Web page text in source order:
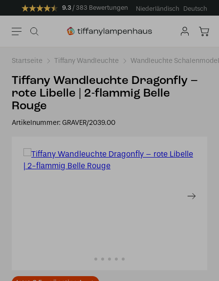
9.3 383 Bewertungen Niederländisch Deutsch
Startseite Tiffany Wandleuchte Wandleuchte
Tiffany Wandleuchte Dragonfly –
rote Libelle | 2-flammig Belle
Rouge
Artikelnummer: GRAVER/2039.00